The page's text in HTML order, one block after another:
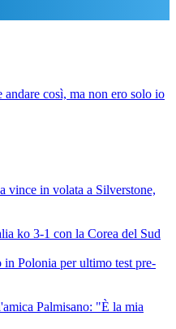
così, ma non ero solo io
vince in volata a Silverstone,
ko 3-1 con la Corea del Sud
Polonia per ultimo test pre-
Palmisano: "È la mia